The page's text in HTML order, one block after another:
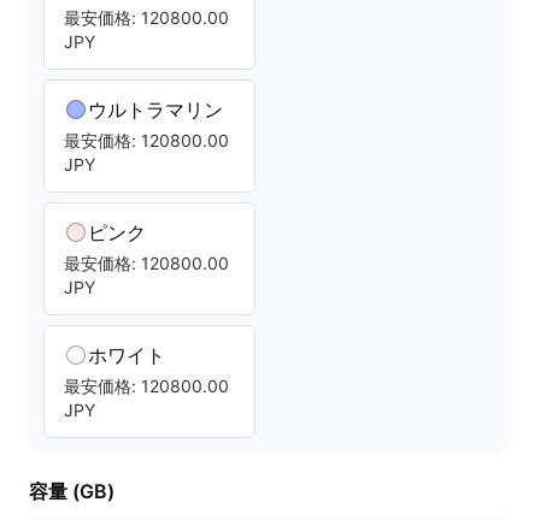
最安価格: 120800.00
JPY
ウルトラマリン
最安価格: 120800.00
JPY
ピンク
最安価格: 120800.00
JPY
ホワイト
最安価格: 120800.00
JPY
容量 (GB)